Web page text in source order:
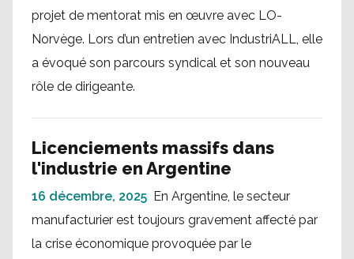
projet de mentorat mis en œuvre avec LO-
Norvège. Lors d’un entretien avec IndustriALL, elle
a évoqué son parcours syndical et son nouveau
rôle de dirigeante.
Licenciements massifs dans
l'industrie en Argentine
16 décembre, 2025 En Argentine, le secteur
manufacturier est toujours gravement affecté par
la crise économique provoquée par le